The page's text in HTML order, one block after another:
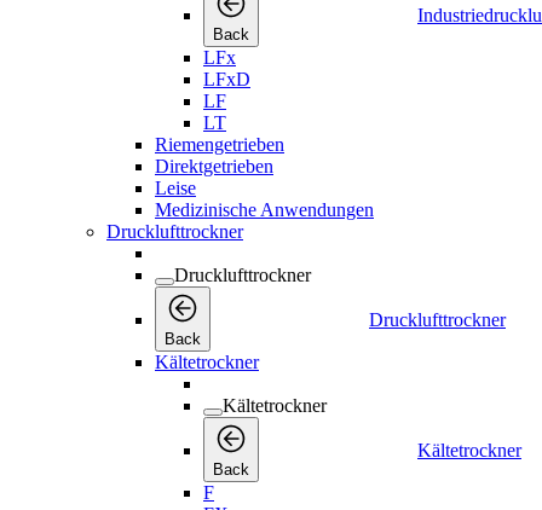
Back
LFx
LFxD
LF
LT
Riemengetrieben
Direktgetrieben
Leise
Medizinische Anwendungen
Drucklufttrockner
Drucklufttrockner
Back
Drucklufttrockner
Kältetrockner
Kältetrockner
Back
Kältetrockner
F